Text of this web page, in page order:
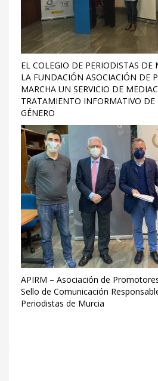
EL COLEGIO DE PERIODISTAS DE
LA FUNDACIÓN ASOCIACIÓN DE
MARCHA UN SERVICIO DE
TRATAMIENTO INFORMATIVO DE
GÉNERO
APIRM – Asociación de
Sello de Comunicación
Periodistas de Murcia